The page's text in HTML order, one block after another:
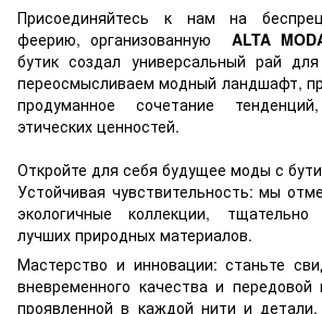
Присоединяйтесь к нам на
феерию, организованную ALTA
бутик создал универсальный рай
переосмысливаем модный ландшафт,
продуманное сочетание
этических ценностей.
Откройте для себя будущее моды с
Устойчивая чувствительность: мы
экологичные коллекции, тщательно
лучших природных материалов.
Мастерство и инновации: станьте
вневременного качества и передовой
проявленной в каждой нити и